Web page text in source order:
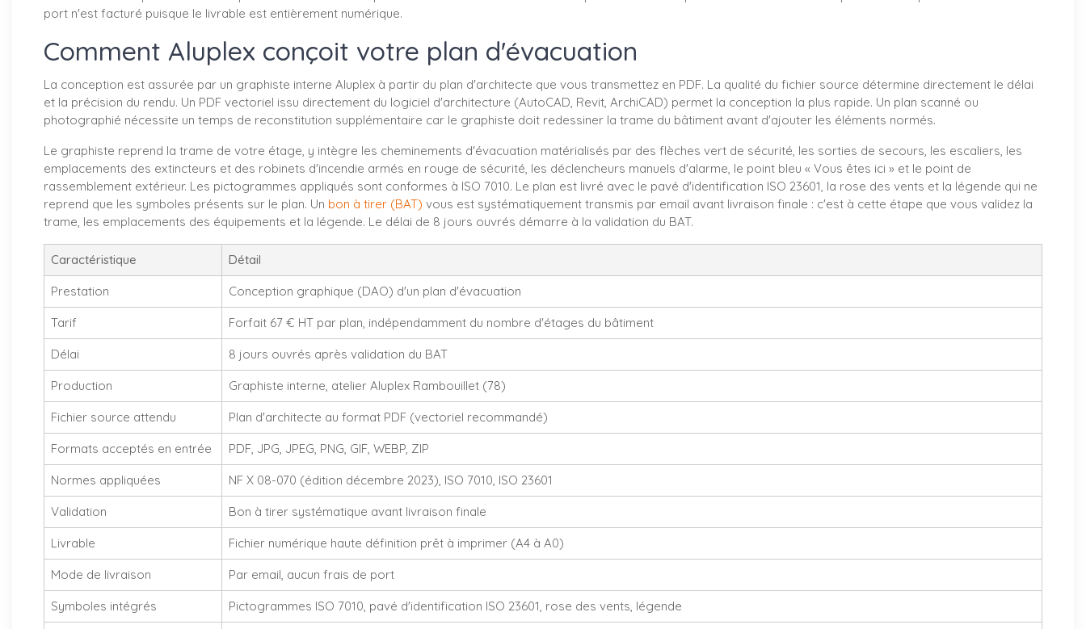
port n'est facturé puisque le livrable est entièrement numérique.
Comment Aluplex conçoit votre plan d'évacuation
La conception est assurée par un graphiste interne Aluplex à partir du plan d'architecte que vous transmettez en PDF. La qualité du fichier source détermine directement le délai
et la précision du rendu. Un PDF vectoriel issu directement du logiciel d'architecture (AutoCAD, Revit, ArchiCAD) permet la conception la plus rapide. Un plan scanné ou
photographié nécessite un temps de reconstitution supplémentaire car le graphiste doit redessiner la trame du bâtiment avant d'ajouter les éléments normés.
Le graphiste reprend la trame de votre étage, y intègre les cheminements d'évacuation matérialisés par des flèches vert de sécurité, les sorties de secours, les escaliers, les
emplacements des extincteurs et des robinets d'incendie armés en rouge de sécurité, les déclencheurs manuels d'alarme, le point bleu « Vous êtes ici » et le point de
rassemblement extérieur. Les pictogrammes appliqués sont conformes à ISO 7010. Le plan est livré avec le pavé d'identification ISO 23601, la rose des vents et la légende qui ne
reprend que les symboles présents sur le plan. Un bon à tirer (BAT) vous est systématiquement transmis par email avant livraison finale : c'est à cette étape que vous validez la
trame, les emplacements des équipements et la légende. Le délai de 8 jours ouvrés démarre à la validation du BAT.
Caractéristique Détail
Prestation Conception graphique (DAO) d'un plan d'évacuation
Tarif Forfait 67 € HT par plan, indépendamment du nombre d'étages du bâtiment
Délai 8 jours ouvrés après validation du BAT
Production Graphiste interne, atelier Aluplex Rambouillet (78)
Fichier source attendu Plan d'architecte au format PDF (vectoriel recommandé)
Formats acceptés en entrée PDF, JPG, JPEG, PNG, GIF, WEBP, ZIP
Normes appliquées NF X 08-070 (édition décembre 2023), ISO 7010, ISO 23601
Validation Bon à tirer systématique avant livraison finale
Livrable Fichier numérique haute définition prêt à imprimer (A4 à A0)
Mode de livraison Par email, aucun frais de port
Symboles intégrés Pictogrammes ISO 7010, pavé d'identification ISO 23601, rose des vents, légende